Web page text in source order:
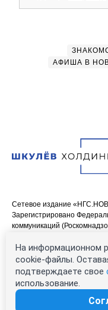
АФИША В
Сетевое издание
Зарегистрировано
коммуникаций
Учредитель: Общество с
Главный редактор:
Адрес редакции: 630099,
Электронный адрес
Контактные данные для
На информационном
cookie-файлы.
подтверждаете свое
использование.